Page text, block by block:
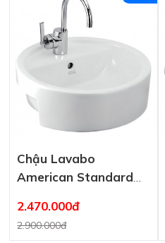
Chậu Lavabo
American Standard
2.470.000đ
2.900.000đ